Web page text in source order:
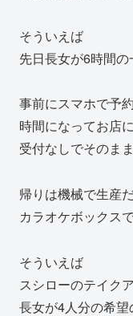
そういえば
先日長女が6時間の
事前にスマホで予
時間になってお店
受付なしでそのまま
帰りは機械で生産
カラオケボックス
そういえば
スシローのテイク
長女が4人分の希望